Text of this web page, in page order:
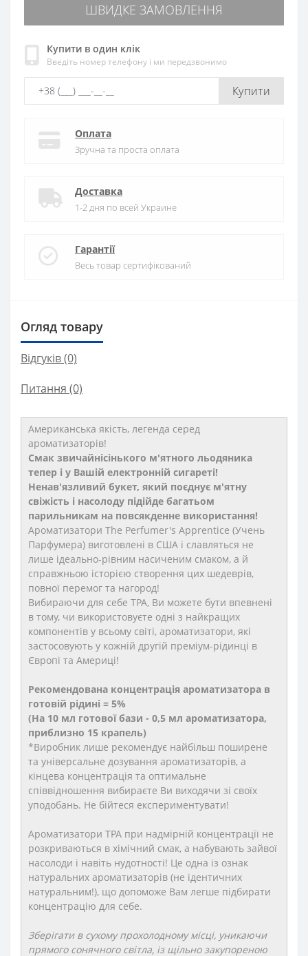
ШВИДКЕ ЗАМОВЛЕННЯ
Купити в один клік
Введіть номер телефону і ми передзвонимо
Купити
Оплата
Зручна та проста оплата
Доставка
1-2 дня по всей Украине
Гарантії
Весь товар сертифікований
Огляд товару
Відгуків (0)
Питання (0)
Американська якість, легенда серед
ароматизаторів!
Смак звичайнісінького м'ятного льодяника
тепер і у Вашій електронній сигареті!
Ненав'язливий букет, який поєднує м'ятну
свіжість і насолоду підійде багатьом
парильникам на повсякденне використання!
Ароматизатори The Perfumer's Apprentice (Учень
Парфумера) виготовлені в США і славляться не
лише ідеально-рівним насиченим смаком, а й
справжньою історією створення цих шедеврів,
повної перемог та нагород!
Вибираючи для себе TPA, Ви можете бути впевнені
в тому, чи використовуєте одні з найкращих
компонентів у всьому світі, ароматизатори, які
застосовують у кожній другій преміум-рідинці в
Європі та Америці!
Рекомендована концентрація ароматизатора в
готовій рідині = 5%
(На 10 мл готової бази - 0,5 мл ароматизатора,
приблизно 15 крапель)
*Виробник лише рекомендує найбільш поширене
та універсальне дозування ароматизаторів, а
кінцева концентрація та оптимальне
співвідношення вибираєте Ви виходячи зі своїх
уподобань. Не бійтеся експериментувати!
Ароматизатори TPA при надмірній концентрації не
розкриваються в хімічний смак, а набувають зайвої
насолоди і навіть нудотності! Це одна із ознак
натуральних ароматизаторів (не ідентичних
натуральним!), що допоможе Вам легше підбирати
концентрацію для себе.
Зберігати в сухому прохолодному місці, уникаючи
прямого сонячного світла, із щільно закупореною